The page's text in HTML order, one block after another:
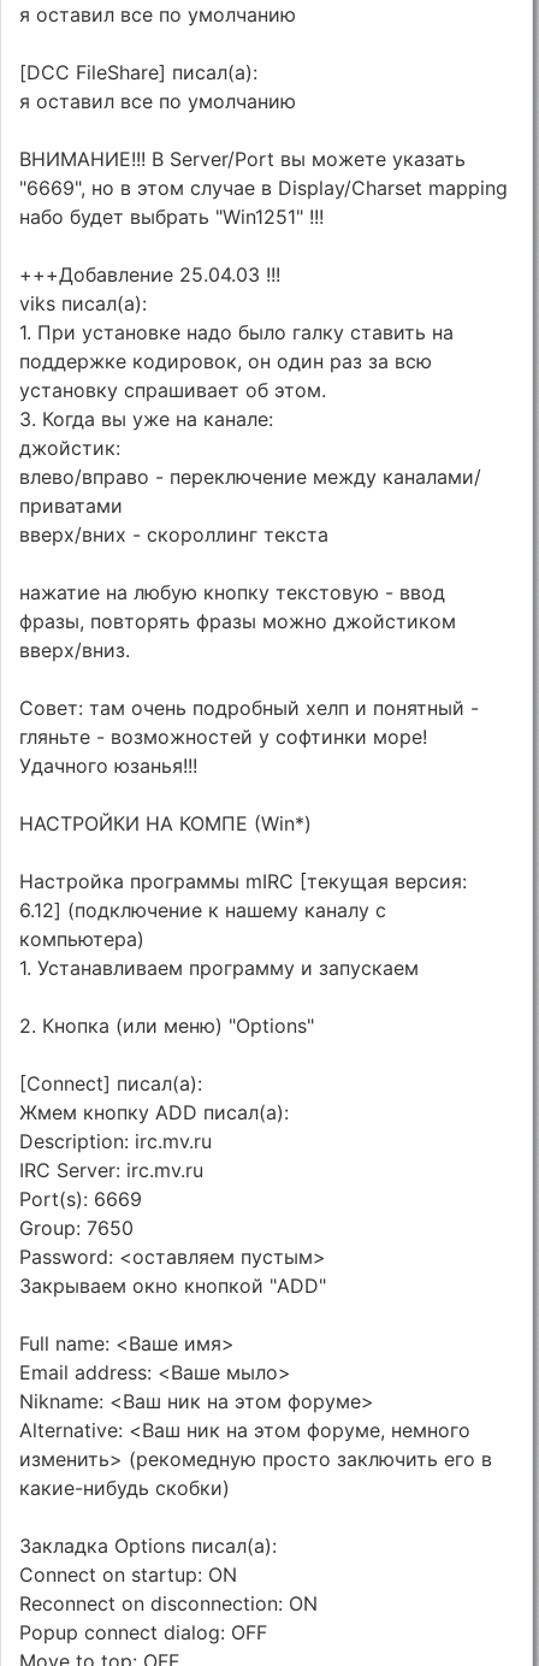
я оставил все по умолчанию
[DCC FileShare] писал(а):
я оставил все по умолчанию
ВНИМАНИЕ!!! В Server/Port вы можете указать
"6669", но в этом случае в Display/Charset mapping
набо будет выбрать "Win1251" !!!
+++Добавление 25.04.03 !!!
viks писал(а):
1. При установке надо было галку ставить на
поддержке кодировок, он один раз за всю
установку спрашивает об этом.
3. Когда вы уже на канале:
джойстик:
влево/вправо - переключение между каналами/
приватами
вверх/вних - скороллинг текста
нажатие на любую кнопку текстовую - ввод
фразы, повторять фразы можно джойстиком
вверх/вниз.
Совет: там очень подробный хелп и понятный -
гляньте - возможностей у софтинки море!
Удачного юзанья!!!
НАСТРОЙКИ НА КОМПЕ (Win*)
Настройка программы mIRC [текущая версия:
6.12] (подключение к нашему каналу с
компьютера)
1. Устанавливаем программу и запускаем
2. Кнопка (или меню) "Options"
[Connect] писал(а):
Жмем кнопку ADD писал(а):
Description: irc.mv.ru
IRC Server: irc.mv.ru
Port(s): 6669
Group: 7650
Password: <оставляем пустым>
Закрываем окно кнопкой "ADD"
Full name: <Ваше имя>
Email address: <Ваше мыло>
Nikname: <Ваш ник на этом форуме>
Alternative: <Ваш ник на этом форуме, немного
изменить> (рекомедную просто заключить его в
какие-нибудь скобки)
Закладка Options писал(а):
Connect on startup: ON
Reconnect on disconnection: ON
Popup connect dialog: OFF
Move to top: OFF